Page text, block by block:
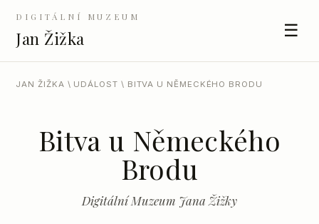
DIGITÁLNÍ MUZEUM
Jan Žižka ☰
JAN ŽIŽKA \ UDÁLOST \ BITVA U NĚMECKÉHO BRODU
Bitva u Německého
Brodu
Digitální Muzeum Jana Žižky